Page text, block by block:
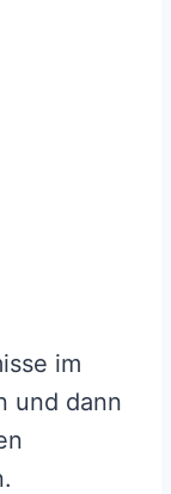
im
und dann